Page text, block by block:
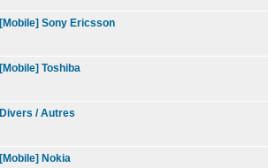
[Mobile] Sony Ericsson
[Mobile] Toshiba
Divers / Autres
[Mobile] Nokia